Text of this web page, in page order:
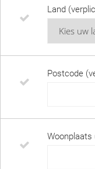
Land
Postcode
Woonplaats